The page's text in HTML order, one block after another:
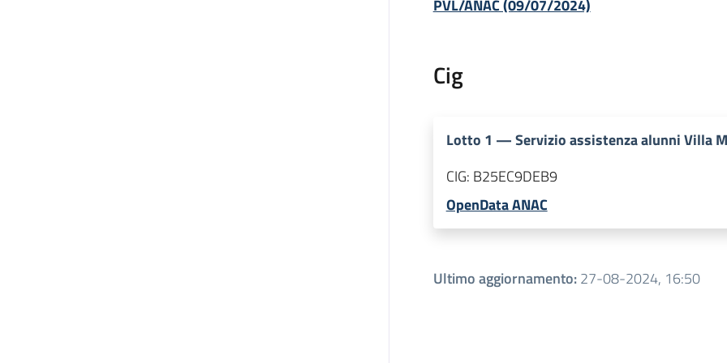
PVL/ANAC (09/07/2024)
Cig
Lotto 1 —Servizio assistenza alunni Villa
CIG: B25EC9DEB9
OpenData ANAC
Ultimo aggiornamento:27-08-2024, 16:50